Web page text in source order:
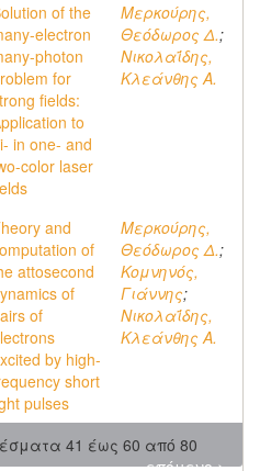
of the
electron
photon
for
fields:
to
in one- and
color laser
Μερκούρης,
Θεόδωρος Δ.;
Νικολαΐδης,
Κλεάνθης A.
and
of
attosecond
of
of
by high-
short
pulses
Μερκούρης,
Θεόδωρος Δ.;
Κομνηνός,
Γιάννης;
Νικολαΐδης,
Κλεάνθης A.
41 έως 60 από 80
επόμενο >